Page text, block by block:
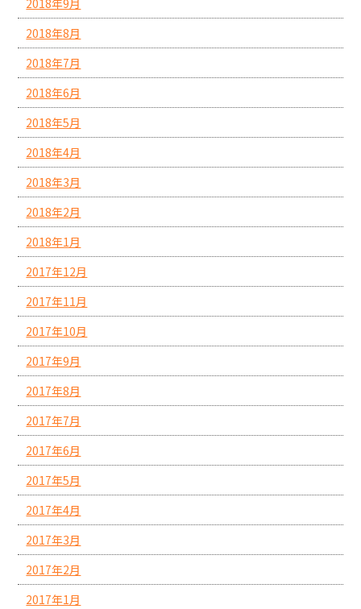
2018年8月
2018年7月
2018年6月
2018年5月
2018年4月
2018年3月
2018年2月
2018年1月
2017年12月
2017年11月
2017年10月
2017年9月
2017年8月
2017年7月
2017年6月
2017年5月
2017年4月
2017年3月
2017年2月
2017年1月